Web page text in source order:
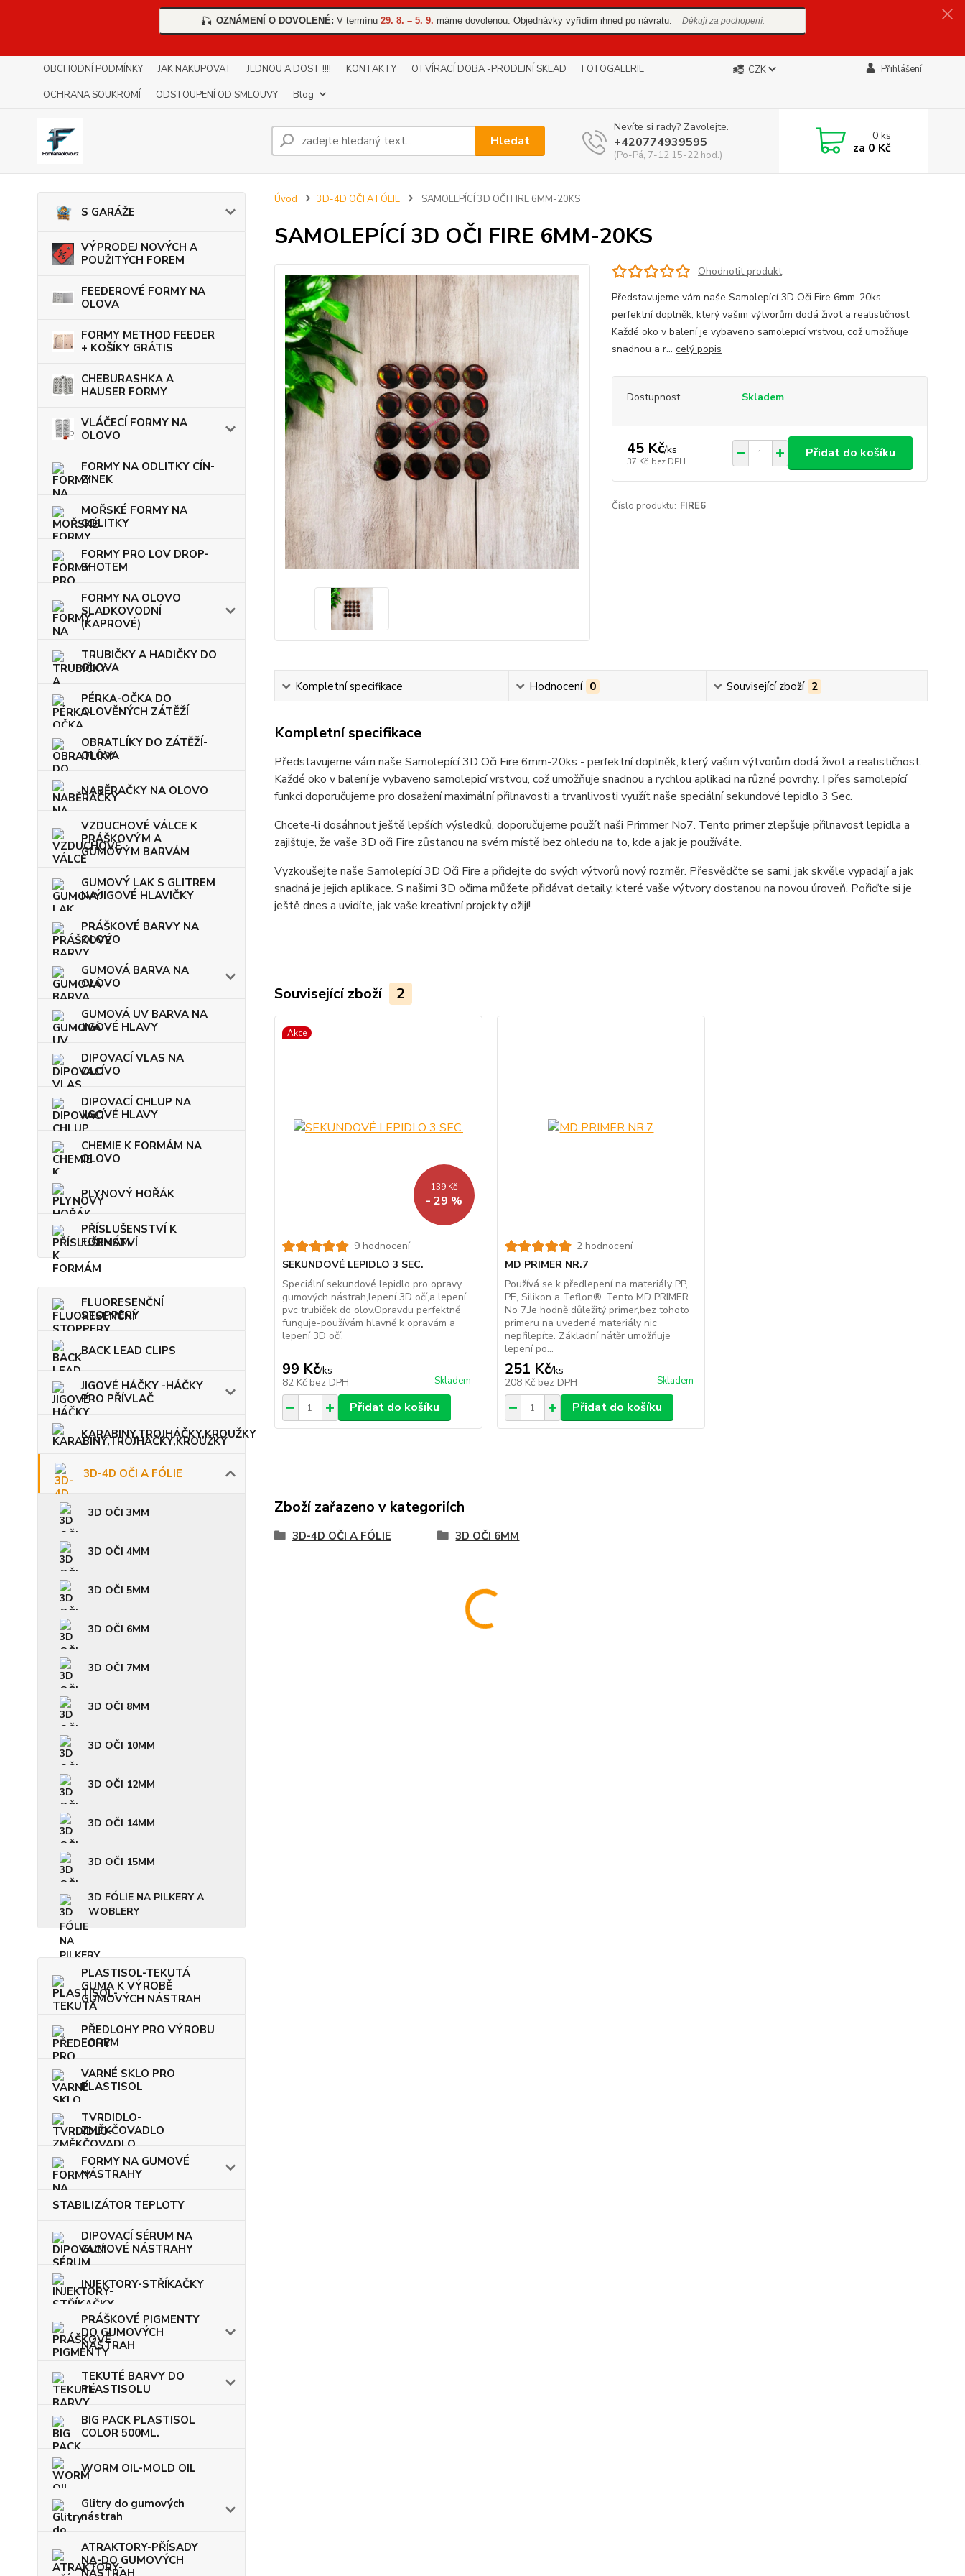
🎣 OZNÁMENÍ O DOVOLENÉ: V termínu 29. 8. – 5. 9. máme dovolenou. Objednávky vyřídím ihned po návratu. Děkuji za pochopení.
OBCHODNÍ PODMÍNKY JAK NAKUPOVAT JEDNOU A DOST !!!! KONTAKTY OTVÍRACÍ DOBA -PRODEJNÍ SKLAD
FOTOGALERIE
OCHRANA SOUKROMÍ
ODSTOUPENÍ OD SMLOUVY Blog
CZK Přihlášení
Hledat
Nevíte si rady? Zavolejte.
+420774939595
(Po-Pá, 7-12 15-22 hod.)
0ks
za 0 Kč
S GARÁŽE
VÝPRODEJ NOVÝCH A
POUŽITÝCH FOREM
FEEDEROVÉ FORMY NA
OLOVA
FORMY METHOD FEEDER
+ KOŠÍKY GRÁTIS
CHEBURASHKA A
HAUSER FORMY
VLÁČECÍ FORMY NA
OLOVO
FORMY NA ODLITKY CÍN-
ZINEK
MOŘSKÉ FORMY NA
ODLITKY
FORMY PRO LOV DROP-
SHOTEM
FORMY NA OLOVO
SLADKOVODNÍ
(KAPROVÉ)
TRUBIČKY A HADIČKY DO
OLOVA
PÉRKA-OČKA DO
OLOVĚNÝCH ZÁTĚŽÍ
OBRATLÍKY DO ZÁTĚŽÍ-
OLOVA
NABĚRAČKY NA OLOVO
VZDUCHOVÉ VÁLCE K
PRÁŠKOVÝM A
GUMOVÝM BARVÁM
GUMOVÝ LAK S GLITREM
NA JIGOVÉ HLAVIČKY
PRÁŠKOVÉ BARVY NA
OLOVO
GUMOVÁ BARVA NA
OLOVO
GUMOVÁ UV BARVA NA
JIGOVÉ HLAVY
DIPOVACÍ VLAS NA
OLOVO
DIPOVACÍ CHLUP NA
JIGOVÉ HLAVY
CHEMIE K FORMÁM NA
OLOVO
PLYNOVÝ HOŘÁK
PŘÍSLUŠENSTVÍ K
FORMÁM
FLUORESENČNÍ
STOPPERY
BACK LEAD CLIPS
JIGOVÉ HÁČKY -HÁČKY
PRO PŘÍVLAČ
KARABINY,TROJHÁČKY,KROUŽKY
3D-4D OČI A FÓLIE
3D OČI 3MM
3D OČI 4MM
3D OČI 5MM
3D OČI 6MM
3D OČI 7MM
3D OČI 8MM
3D OČI 10MM
3D OČI 12MM
3D OČI 14MM
3D OČI 15MM
3D FÓLIE NA PILKERY A
WOBLERY
PLASTISOL-TEKUTÁ
GUMA K VÝROBĚ
GUMOVÝCH NÁSTRAH
PŘEDLOHY PRO VÝROBU
FOREM
VARNÉ SKLO PRO
PLASTISOL
TVRDIDLO-
ZMĚKČOVADLO
FORMY NA GUMOVÉ
NÁSTRAHY
STABILIZÁTOR TEPLOTY
DIPOVACÍ SÉRUM NA
GUMOVÉ NÁSTRAHY
INJEKTORY-STŘÍKAČKY
PRÁŠKOVÉ PIGMENTY
DO GUMOVÝCH
NÁSTRAH
TEKUTÉ BARVY DO
PLASTISOLU
BIG PACK PLASTISOL
COLOR 500ML.
WORM OIL-MOLD OIL
Glitry do gumových
nástrah
ATRAKTORY-PŘÍSADY
NA-DO GUMOVÝCH
Úvod 3D-4D OČI A FÓLIE SAMOLEPÍCÍ 3D OČI FIRE 6MM-20KS
SAMOLEPÍCÍ 3D OČI FIRE 6MM-20KS
Ohodnotit produkt
Představujeme vám naše Samolepící 3D Oči Fire 6mm-20ks -
perfektní doplněk, který vašim výtvorům dodá život a realističnost.
Každé oko v balení je vybaveno samolepicí vrstvou, což umožňuje
snadnou a r... celý popis
Dostupnost Skladem
45 Kč/ks
37 Kč bez DPH
Přidat do košíku
Číslo produktu: FIRE6
Kompletní specifikace Hodnocení 0 Související zboží 2
Kompletní specifikace
Představujeme vám naše Samolepící 3D Oči Fire 6mm-20ks - perfektní doplněk, který vašim výtvorům dodá život a realističnost.
Každé oko v balení je vybaveno samolepicí vrstvou, což umožňuje snadnou a rychlou aplikaci na různé povrchy. I přes samolepící
funkci doporučujeme pro dosažení maximální přilnavosti a trvanlivosti využít naše speciální sekundové lepidlo 3 Sec.
Chcete-li dosáhnout ještě lepších výsledků, doporučujeme použít naši Primmer No7. Tento primer zlepšuje přilnavost lepidla a
zajišťuje, že vaše 3D oči Fire zůstanou na svém místě bez ohledu na to, kde a jak je používáte.
Vyzkoušejte naše Samolepící 3D Oči Fire a přidejte do svých výtvorů nový rozměr. Přesvědčte se sami, jak skvěle vypadají a jak
snadná je jejich aplikace. S našimi 3D očima můžete přidávat detaily, které vaše výtvory dostanou na novou úroveň. Pořiďte si je
ještě dnes a uvidíte, jak vaše kreativní projekty ožijí!
Související zboží 2
Akce
139 Kč
- 29 %
9 hodnocení
SEKUNDOVÉ LEPIDLO 3 SEC.
Speciální sekundové lepidlo pro opravy
gumových nástrah,lepení 3D očí,a lepení
pvc trubiček do olov.Opravdu perfektně
funguje-používám hlavně k opravám a
lepení 3D očí.
99 Kč/ks
82 Kč bez DPH Skladem
Přidat do košíku
2 hodnocení
MD PRIMER NR.7
Používá se k předlepení na materiály PP,
PE, Silikon a Teflon® .Tento MD PRIMER
No 7.Je hodně důležitý primer,bez tohoto
primeru na uvedené materiály nic
nepřilepíte. Základní nátěr umožňuje
lepení po...
251 Kč/ks
208 Kč bez DPH Skladem
Přidat do košíku
Zboží zařazeno v kategoriích
3D-4D OČI A FÓLIE 3D OČI 6MM